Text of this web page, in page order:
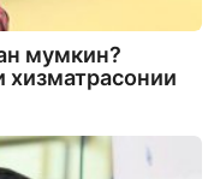
мумкин?
хизматрасонии